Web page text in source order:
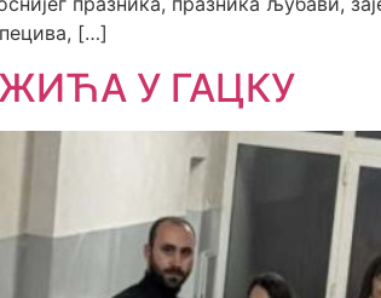
[…]
У ГАЦКУ